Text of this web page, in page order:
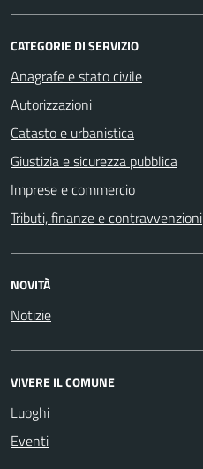
CATEGORIE DI SERVIZIO
Anagrafe e stato civile
Autorizzazioni
Catasto e urbanistica
Giustizia e sicurezza pubblica
Imprese e commercio
Tributi, finanze e contravvenzioni
NOVITÀ
Notizie
VIVERE IL COMUNE
Luoghi
Eventi